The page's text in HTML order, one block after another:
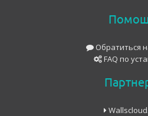
Обратиться
FAQ по